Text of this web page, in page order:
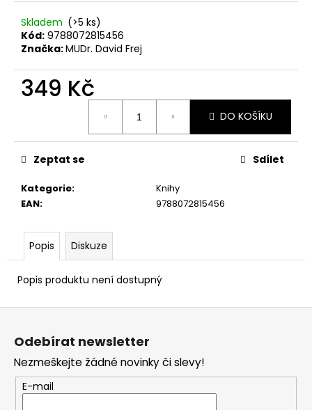
Skladem (>5 ks)
Kód: 9788072815456
Značka:MUDr. David Frej
349 Kč
DO KOŠÍKU
Kategorie:
Knihy
EAN: 9788072815456
Zeptat se Sdílet
Popis Diskuze
Popis produktu není dostupný
Z
Odebírat newsletter
Nezmeškejte žádné novinky či slevy!
E-mail